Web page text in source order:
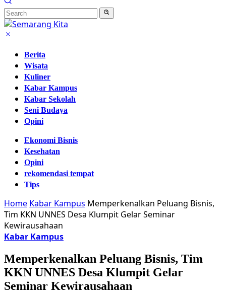
Berita
Wisata
Kuliner
Kabar Kampus
Kabar Sekolah
Seni Budaya
Opini
Ekonomi Bisnis
Kesehatan
Opini
rekomendasi tempat
Tips
Home Kabar Kampus Memperkenalkan Peluang Bisnis,
Tim KKN UNNES Desa Klumpit Gelar Seminar
Kewirausahaan
Kabar Kampus
Memperkenalkan Peluang Bisnis, Tim
KKN UNNES Desa Klumpit Gelar
Seminar Kewirausahaan